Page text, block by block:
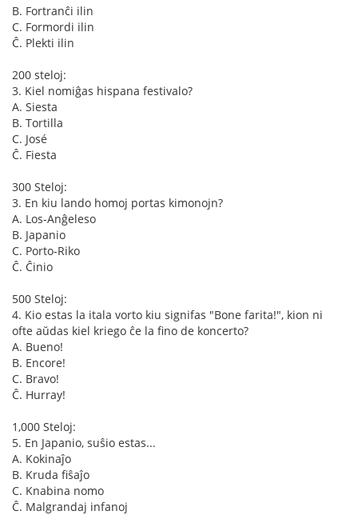
B. Fortranĉi ilin
C. Formordi ilin
Ĉ. Plekti ilin
200 steloj:
3. Kiel nomiĝas hispana festivalo?
A. Siesta
B. Tortilla
C. José
Ĉ. Fiesta
300 Steloj:
3. En kiu lando homoj portas kimonojn?
A. Los-Anĝeleso
B. Japanio
C. Porto-Riko
Ĉ. Ĉinio
500 Steloj:
4. Kio estas la itala vorto kiu signifas "Bone farita!", kion ni
ofte aŭdas kiel kriego ĉe la fino de koncerto?
A. Bueno!
B. Encore!
C. Bravo!
Ĉ. Hurray!
1,000 Steloj:
5. En Japanio, suŝio estas...
A. Kokinaĵo
B. Kruda fiŝaĵo
C. Knabina nomo
Ĉ. Malgrandaj infanoj